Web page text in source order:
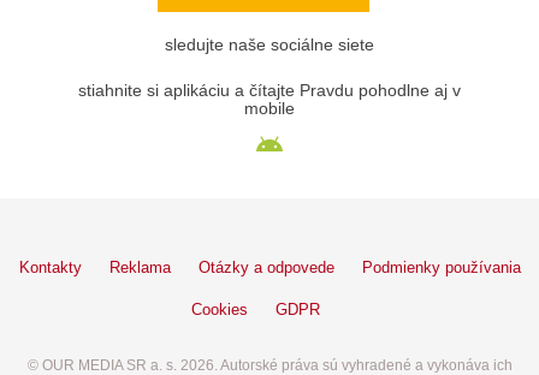
sledujte naše sociálne siete
stiahnite si aplikáciu a čítajte Pravdu pohodlne aj v
mobile
Kontakty Reklama Otázky a odpovede Podmienky používania
Cookies GDPR
© OUR MEDIA SR a. s. 2026. Autorské práva sú vyhradené a vykonáva ich